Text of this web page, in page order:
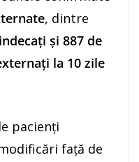
, dintre
și 887 de
la 10 zile
pacienți
față de